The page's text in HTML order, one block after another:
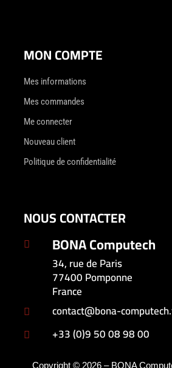
MON COMPTE
Mes informations
Mes commandes
Me connecter
Nouveau client
Politique de confidentialité
NOUS CONTACTER
 BONA Computech
34, rue de Paris
77400 Pomponne
France
 contact@bona-
 +33 (0)9 50 08 98 00
Copyright © 2026 – BONA